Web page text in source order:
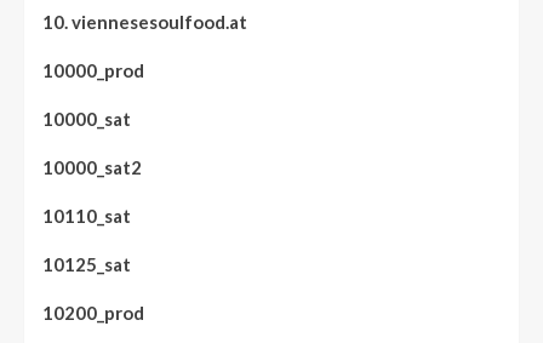
10. viennesesoulfood.at
10000_prod
10000_sat
10000_sat2
10110_sat
10125_sat
10200_prod